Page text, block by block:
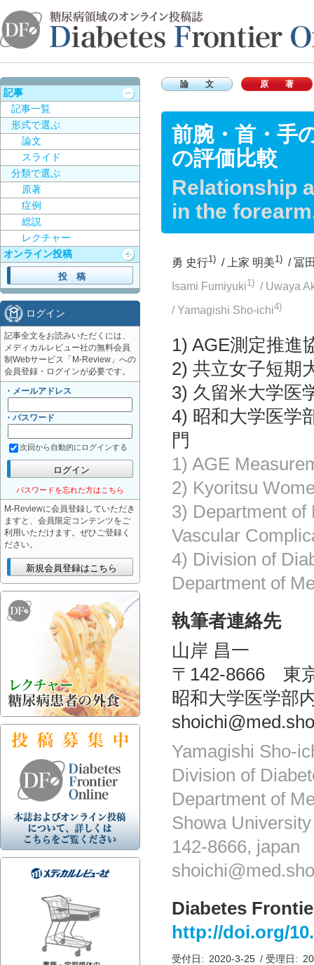
記事
記事一覧
形式で選ぶ
論文
スライド
分類で選ぶ
原著
症例
総説
レクチャー
オンライン投稿
ログイン
記事全文をお読みいただくには、
メディカルレビュー社の無料会員
制Webサービス「M-Review」への
会員登録・ログインが必要です。
・メールアドレス
・パスワード
次回から自動的にログインする
パスワードを忘れた方はこちら
M-Reviewに会員登録していただき
ますと、会員限定コンテンツをご
利用いただけます。ぜひご登録く
ださい。
論 文 原 著
前腕・首・手
の評価比較
Relationship
in the
勇 史行1) / 上家 明美1) /冨
Isami Fumiyuki1) / Uwaya
/Yamagishi Sho-ichi4)
1) AGE測定推進
2) 共立女子短期
3) 久留米大学医
4) 昭和大学医学
門
1) AGE
2) Kyoritsu
3) Department of
Vascular
4) Division of
Department of
執筆者連絡先
山岸 昌一
〒142-8666 東
昭和大学医学部
Yamagishi Sho-
Division of
Department of
Showa
142-8666, japan
Diabetes
http://doi.org/
受付日: 2020-3-25 / 受理日: